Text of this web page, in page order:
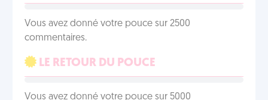
Vous avez donné votre pouce sur 2500
commentaires.
LE RETOUR DU POUCE
Vous avez donné votre pouce sur 5000